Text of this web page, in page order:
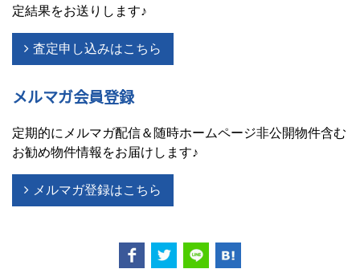
定結果をお送りします♪
査定申し込みはこちら
メルマガ会員登録
定期的にメルマガ配信＆随時ホームページ非公開物件含む
お勧め物件情報をお届けします♪
メルマガ登録はこちら